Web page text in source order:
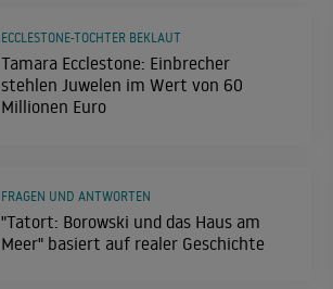
Tamara Ecclestone: Einbrecher
stehlen Juwelen im Wert von 60
Millionen Euro
ECCLESTONE-TOCHTER BEKLAUT
"Tatort: Borowski und das Haus am
Meer" basiert auf realer Geschichte
FRAGEN UND ANTWORTEN